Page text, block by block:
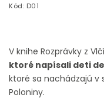
Kód: D01
V knihe Rozprávky z
ktoré napísali deti
ktoré sa nachádzajú v
Poloniny.